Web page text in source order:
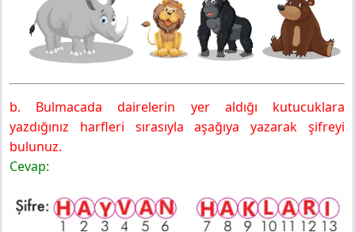
b. Bulmacada dairelerin yer aldığı kutucuklara
yazdığınız harfleri sırasıyla aşağıya yazarak şifreyi
bulunuz.
Cevap: